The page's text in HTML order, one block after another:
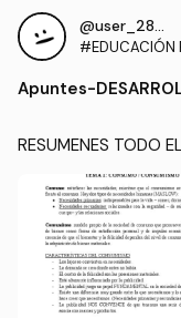
#EDUCACIÓN
SOCIAL Y
Apuntes-
RESUMENES TODO